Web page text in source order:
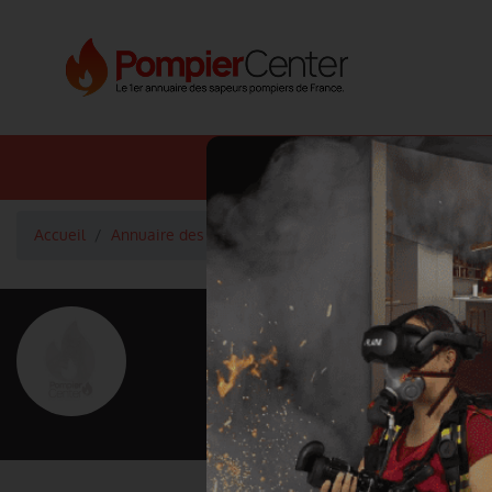
Annuaire SDIS
Accueil Annuaire des pompiers Commandant HERVE
< Retour à la liste des pompiers
HERVE
Grade : Commandant